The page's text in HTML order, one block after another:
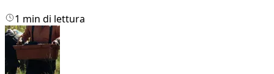
1 min di lettura